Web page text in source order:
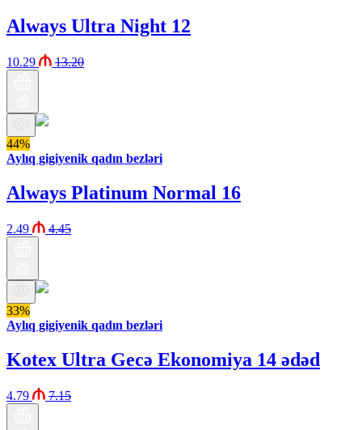
Always Ultra Night 12
10.29 13.20
44%
Aylıq gigiyenik qadın bezləri
Always Platinum Normal 16
2.49 4.45
33%
Aylıq gigiyenik qadın bezləri
Kotex Ultra Gecə Ekonomiya 14 ədəd
4.79 7.15